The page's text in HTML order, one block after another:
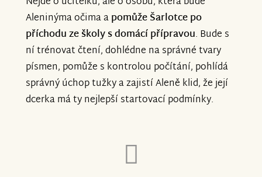
Aleninýma očima apomůže Šarlotce po
příchodu ze školys domácí přípravou. Bude s
ní trénovat čtení, dohlédne na správné tvary
písmen, pomůže s kontrolou počítání, pohlídá
správný úchop tužky a zajistí Aleně klid, že její
dcerka má ty nejlepší startovací podmínky.